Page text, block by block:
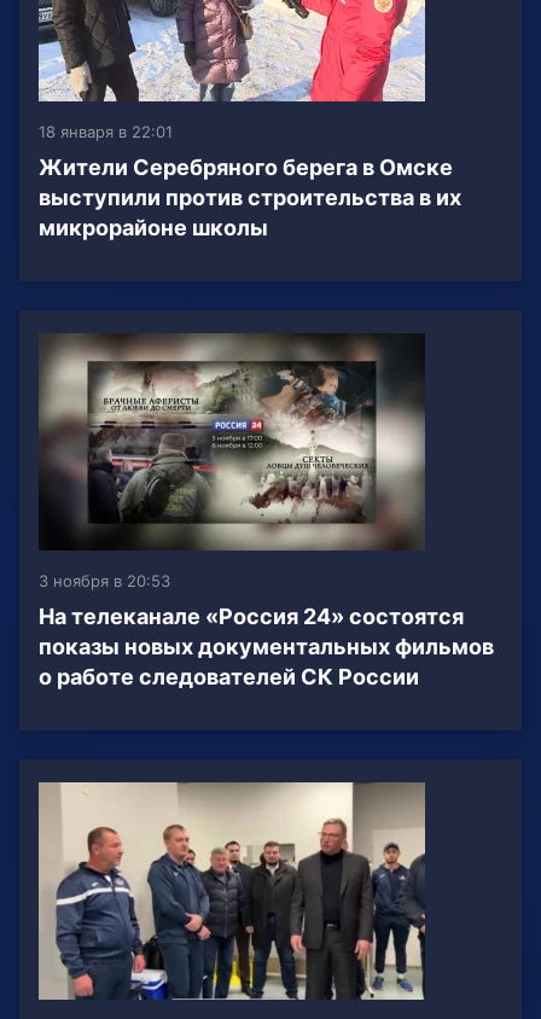
18 января в 22:01
Жители Серебряного берега в Омске
выступили против строительства в их
микрорайоне школы
3 ноября в 20:53
На телеканале «Россия 24» состоятся
показы новых документальных фильмов
о работе следователей СК России